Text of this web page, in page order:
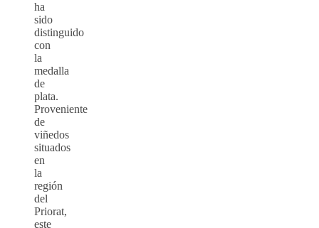
ha
sido
distinguido
con
la
medalla
de
plata.
Proveniente
de
viñedos
situados
en
la
región
del
Priorat,
este